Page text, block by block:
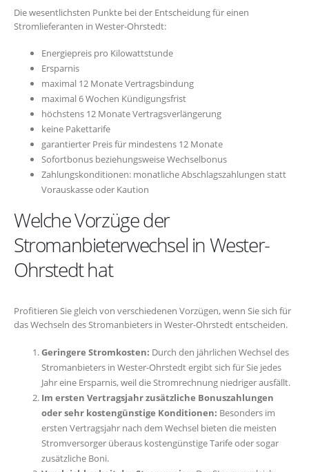
Die wesentlichsten Punkte bei der Entscheidung für einen
Stromlieferanten in Wester-Ohrstedt:
Energiepreis pro Kilowattstunde
Ersparnis
maximal 12 Monate Vertragsbindung
maximal 6 Wochen Kündigungsfrist
höchstens 12 Monate Vertragsverlängerung
keine Pakettarife
garantierter Preis für mindestens 12 Monate
Sofortbonus beziehungsweise Wechselbonus
Zahlungskonditionen: monatliche Abschlagszahlungen statt
Vorauskasse oder Kaution
Welche Vorzüge der
Stromanbieterwechsel in Wester-
Ohrstedt hat
Profitieren Sie gleich von verschiedenen Vorzügen, wenn Sie sich für
das Wechseln des Stromanbieters in Wester-Ohrstedt entscheiden.
Geringere Stromkosten: Durch den jährlichen Wechsel des
Stromanbieters in Wester-Ohrstedt ergibt sich für Sie jedes
Jahr eine Ersparnis, weil die Stromrechnung niedriger ausfällt.
Im ersten Vertragsjahr zusätzliche Bonuszahlungen
oder sehr kostengünstige Konditionen: Besonders im
ersten Vertragsjahr nach dem Wechsel bieten die meisten
Stromversorger überaus kostengünstige Tarife oder sogar
zusätzliche Boni.